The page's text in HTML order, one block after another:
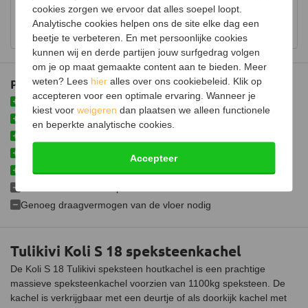
Tulikivi Koli S 18 speksteenkachel
De Koli S 18 Tulikivi speksteen houtkachel is een prachtige
massieve speksteenkachel voorzien van 1100kg speksteen. De
kachel is verkrijgbaar met een deurtje of als doorkijk kachel met
Plus- en minpunten
Massieve speksteenkachel van 1100 kg
Tot wel 24 uur warmteafgifte
Volledig uit speksteen opgebouwd
Meerdere afwerkingen mogelijk
Genoeg draagvermogen van de vloer nodig
Bekijk showroom en maak een afspraak
Luchtregelaar Ja, onder
Aansluiting Bovenaansluiting
Doorsnede aansluiting 150 mm
Fijnstof per kubieke meter 30 mg
Gemiddelde CO emissie 0,08%
Luchttoevoeraansluiting
Aansluitbaar op CV
Gewicht 1100 kg
Materiaal Speksteen
cookies zorgen we ervoor dat alles soepel loopt.
Analytische cookies helpen ons de site elke dag een
beetje te verbeteren. En met persoonlijke cookies
kunnen wij en derde partijen jouw surfgedrag volgen
om je op maat gemaakte content aan te bieden. Meer
weten? Lees hier alles over ons cookiebeleid. Klik op
accepteren voor een optimale ervaring. Wanneer je
kiest voorweigeren dan plaatsen we alleen functionele
en beperkte analytische cookies.
Accepteer